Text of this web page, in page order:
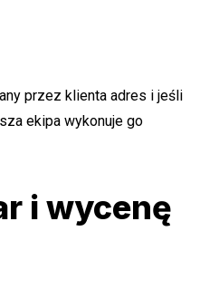
przez klienta adres i jeśli
ekipa wykonuje go
i wycenę